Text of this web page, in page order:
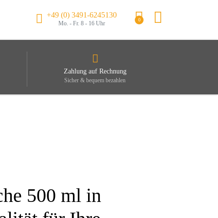
+49 (0) 3491-6245130
Mo. - Fr. 8 - 16 Uhr
0
Zahlung auf Rechnung
Sicher & bequem bezahlen
500 ml in